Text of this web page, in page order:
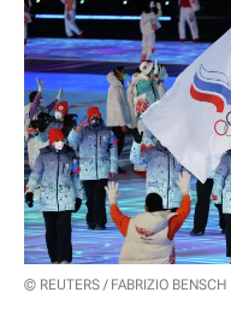
© REUTERS / FABRIZIO BENSCH